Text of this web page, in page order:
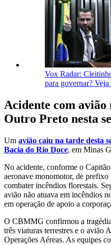
Vox Radar:
para governar?
Acidente com
Outro Preto nesta
Um avião caiu na tarde desta
Bacia do Rio Doce, em Minas
No acidente, conforme o
aeronave monomotor, de
combater incêndios florestais.
avião não atuava em incêndios
em operação de apoio a
O CBMMG confirmou a
três viaturas terrestres e o avião
Operações Aéreas. As equipes